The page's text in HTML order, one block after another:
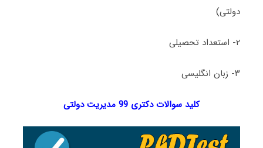
دولتی)
۲- استعداد تحصیلی
۳- زبان انگلیسی
کلید سوالات دکتری 99 مدیریت دولتی